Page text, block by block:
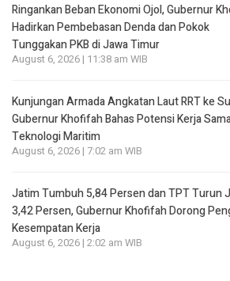
Ringankan Beban Ekonomi Ojol, Gubernur
Hadirkan Pembebasan Denda dan Pokok
Tunggakan PKB di Jawa Timur
August 6, 2026 | 11:38 am WIB
Kunjungan Armada Angkatan Laut RRT ke
Gubernur Khofifah Bahas Potensi Kerja
Teknologi Maritim
August 6, 2026 | 7:02 am WIB
Jatim Tumbuh 5,84 Persen dan TPT Turun
3,42 Persen, Gubernur Khofifah Dorong
Kesempatan Kerja
August 6, 2026 | 2:02 am WIB